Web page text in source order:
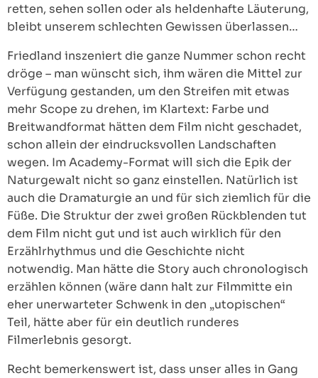
retten, sehen sollen oder als heldenhafte Läuterung,
bleibt unserem schlechten Gewissen überlassen…
Friedland inszeniert die ganze Nummer schon recht
dröge – man wünscht sich, ihm wären die Mittel zur
Verfügung gestanden, um den Streifen mit etwas
mehr Scope zu drehen, im Klartext: Farbe und
Breitwandformat hätten dem Film nicht geschadet,
schon allein der eindrucksvollen Landschaften
wegen. Im Academy-Format will sich die Epik der
Naturgewalt nicht so ganz einstellen. Natürlich ist
auch die Dramaturgie an und für sich ziemlich für die
Füße. Die Struktur der zwei großen Rückblenden tut
dem Film nicht gut und ist auch wirklich für den
Erzählrhythmus und die Geschichte nicht
notwendig. Man hätte die Story auch chronologisch
erzählen können (wäre dann halt zur Filmmitte ein
eher unerwarteter Schwenk in den „utopischen“
Teil, hätte aber für ein deutlich runderes
Filmerlebnis gesorgt.
Recht bemerkenswert ist, dass unser alles in Gang